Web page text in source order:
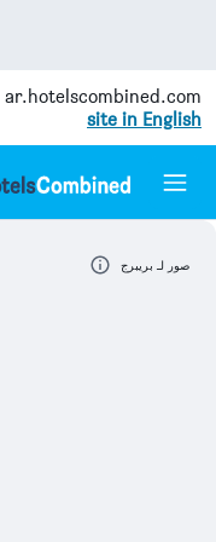
ar.hotelscombined.com
site in English
صور لـ بريبرج